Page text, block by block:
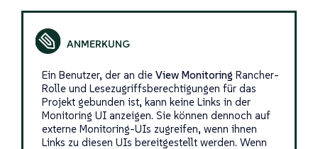
Ein Benutzer, der an die View MonitoringRancher-
Rolle und Lesezugriffsberechtigungen für das
Projekt gebunden ist, kann keine Links in der
Monitoring UI anzeigen. Sie können dennoch auf
externe Monitoring-UIs zugreifen, wenn ihnen
Links zu diesen UIs bereitgestellt werden. Wenn